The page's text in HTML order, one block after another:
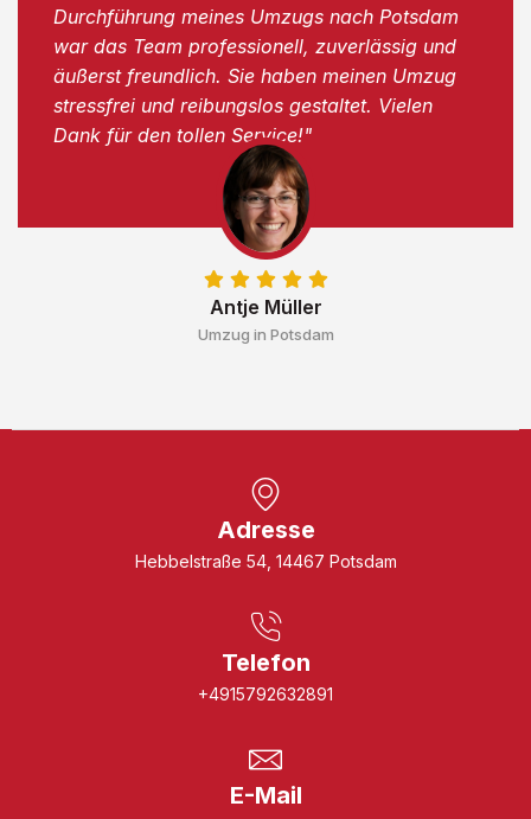
Antje Müller
Umzug in Potsdam
Durchführung meines Umzugs nach Potsdam
war das Team professionell, zuverlässig und
äußerst freundlich. Sie haben meinen Umzug
stressfrei und reibungslos gestaltet. Vielen
Dank für den tollen Service!"
Adresse
Hebbelstraße 54, 14467 Potsdam
Telefon
+4915792632891
E-Mail